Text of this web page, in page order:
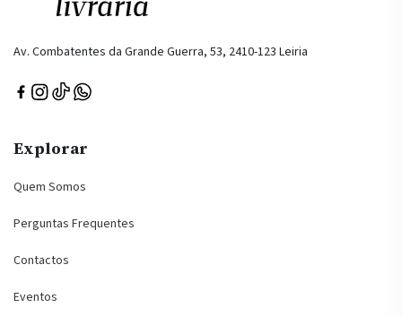
Av. Combatentes da Grande Guerra, 53, 2410-123 Leiria
Explorar
Quem Somos
Perguntas Frequentes
Contactos
Eventos